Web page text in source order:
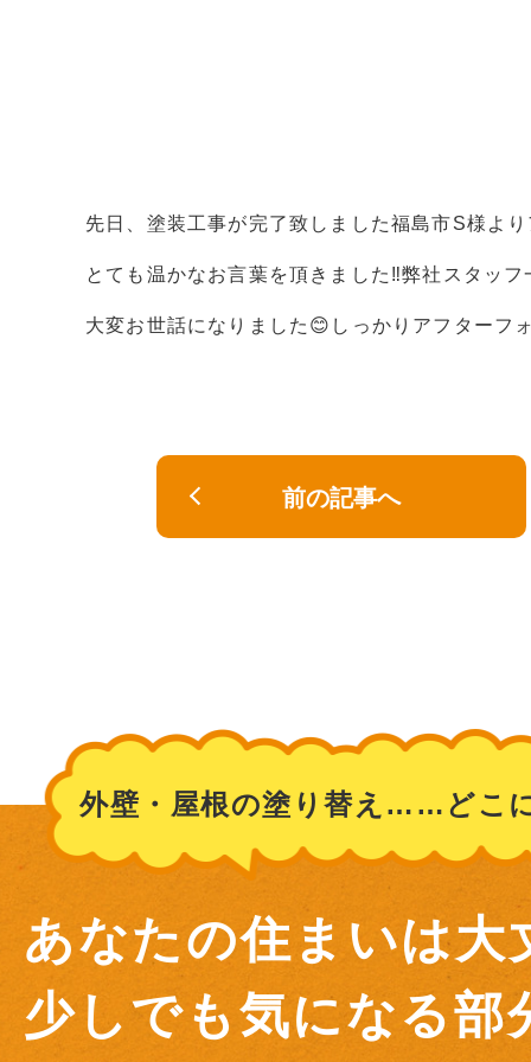
先日、塗装工事が完了致しました福島市S様よ
とても温かなお言葉を頂きました‼︎弊社スタッフ
大変お世話になりました😊しっかりアフターフ
前の記事へ
外壁・屋根の塗り替え……どこ
あなたの住まいは大
少しでも気になる部